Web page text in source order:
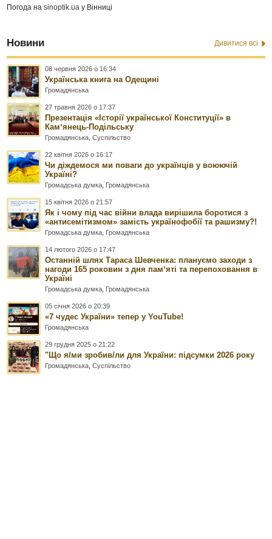
Погода наsinoptik.ua у Вінниці
Новини Дивитися всі
08 червня 2026 о 16:34
Українська книга на Одещині
Громадянська
27 травня 2026 о 17:37
Презентація «Історії української Конституції» в
Камʼянець-Подільську
Громадянська ,Суспільство
22 квітня 2026 о 16:17
Чи діждемося ми поваги до українців у воюючій
Україні?
Громадська думка Громадянська
15 квітня 2026 о 21:57
Як і чому під час війни влада вирішила боротися з
«антисемітизмом» замість українофобії та рашизму?!
Громадська думка Громадянська
14 лютого 2026 о 17:47
Останній шлях Тараса Шевченка: плануємо заходи з
нагоди 165 роковин з дня памʼяті та перепоховання в
Україні
Громадська думка Громадянська
05 січня 2026 о 20:39
«7 чудес України» тепер у YouTube!
Громадянська
29 грудня 2025 о 21:22
"Що я/ми зробив/ли для України: підсумки 2026 року
Громадянська ,Суспільство